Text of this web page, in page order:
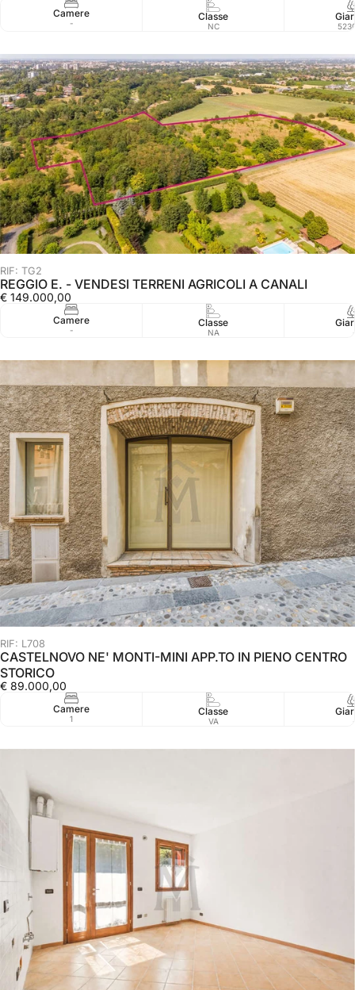
Camere
-
Classe
NC
RIF: TG2
REGGIO E. - VENDESI TERRENI AGRICOLI A CANALI
€ 149.000,00
Camere
-
Classe
NA
RIF: L708
CASTELNOVO NE' MONTI-MINI APP.TO IN PIENO CENTRO
STORICO
€ 89.000,00
Camere
1
Classe
VA